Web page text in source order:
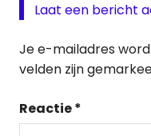
Laat een bericht
Je e-mailadres
velden zijn
Reactie*